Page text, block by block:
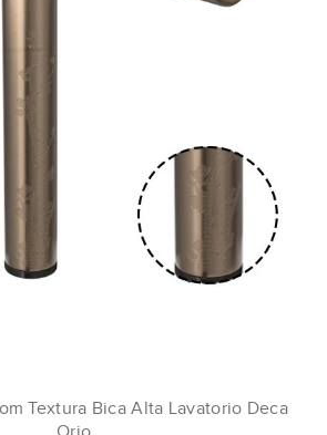
Textura Bica Alta Lavatorio Deca